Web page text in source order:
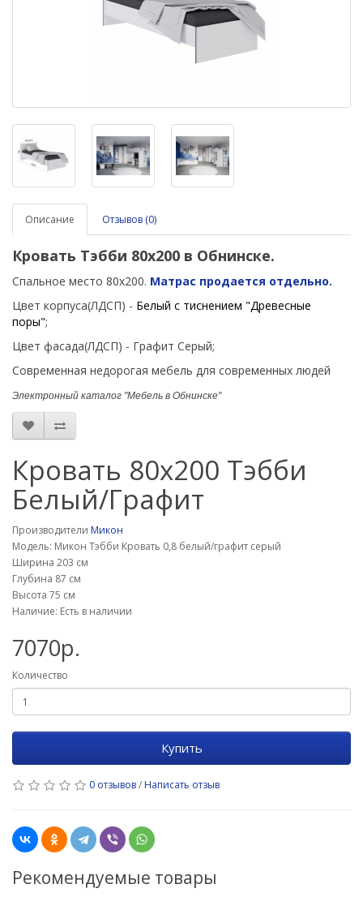
Описание Отзывов (0)
Кровать Тэбби 80х200 в Обнинске.
Спальное место 80х200. Матрас продается отдельно.
Цвет корпуса(ЛДСП) - Белый с тиснением "Древесные
поры";
Цвет фасада(ЛДСП) - Графит Серый;
Современная недорогая мебель для современных людей
Электронный каталог "Мебель в Обнинске"
Кровать 80х200 Тэбби
Белый/Графит
Производители Микон
Модель: Микон Тэбби Кровать 0,8 белый/графит серый
Ширина 203 см
Глубина 87 см
Высота 75 см
Наличие: Есть в наличии
7070р.
Количество
Купить
0 отзывов/ Написать отзыв
Рекомендуемые товары